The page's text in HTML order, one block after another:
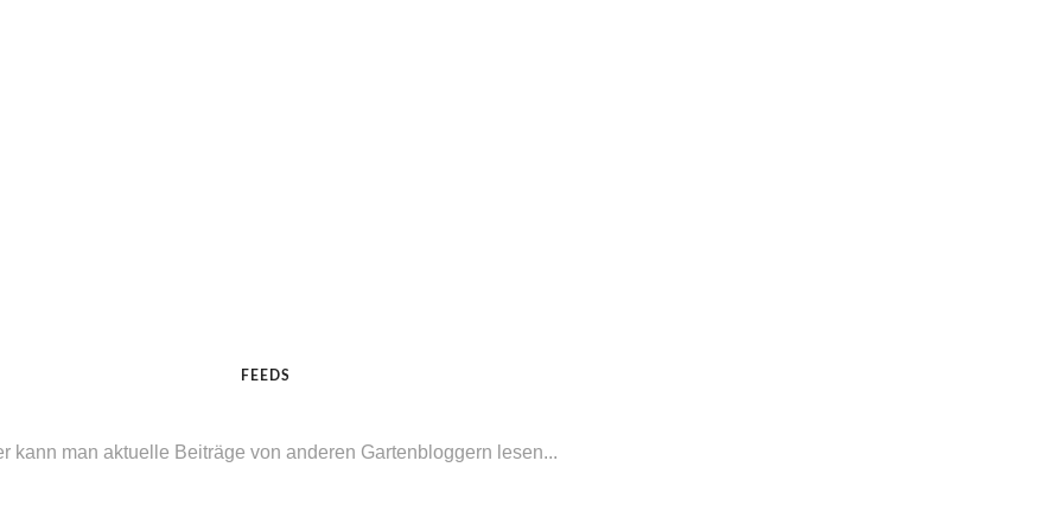
FEEDS
kann man aktuelle Beiträge von anderen Gartenbloggern lesen...